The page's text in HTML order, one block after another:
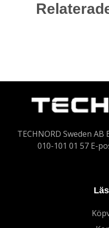
TECHNORD Sweden
010-101 01 57 E-